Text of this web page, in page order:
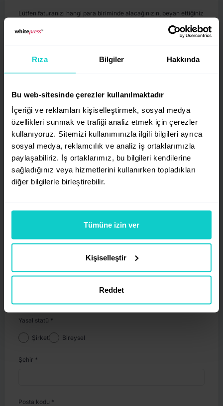
Rıza Bilgiler Hakkında
Bu web-sitesinde çerezler kullanılmaktadır
İçeriği ve reklamları kişiselleştirmek, sosyal medya
özellikleri sunmak ve trafiği analiz etmek için çerezler
kullanıyoruz. Sitemizi kullanımınızla ilgili bilgileri ayrıca
sosyal medya, reklamcılık ve analiz iş ortaklarımızla
paylaşabiliriz. İş ortaklarımız, bu bilgileri kendilerine
sağladığınız veya hizmetlerini kullanırken topladıkları
diğer bilgilerle birleştirebilir.
Tümüne izin ver
Kişiselleştir
Reddet
Lütfen faturanızı hangi para biriminde alacağınızın, beyan ettiğiniz
Vergi ikametgahının bulunduğu ülke*
E-posta
Telefon*
Yasal statü *
Şirket Bireysel
Şehir *
Posta kodu *